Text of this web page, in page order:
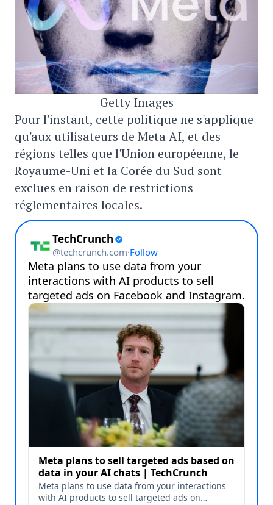
Getty Images
Pour l'instant, cette politique ne s'applique
qu'aux utilisateurs de Meta AI, et des
régions telles que l'Union européenne, le
Royaume-Uni et la Corée du Sud sont
exclues en raison de restrictions
réglementaires locales.